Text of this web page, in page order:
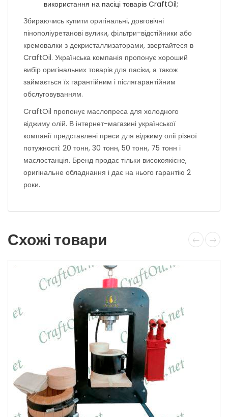
використання на пасіці товарів CraftOil;
Збираючись купити оригінальні, довговічні
пінополіуретанові вулики, фільтри-відстійники або
кремовалки з декристаллизаторами, звертайтеся в
CraftOil. Українська компанія пропонує хороший
вибір оригінальних товарів для пасіки, а також
займається їх гарантійним і післягарантійним
обслуговуванням.
CraftOil пропонує маслопреса для холодного
віджиму олій. В інтернет-магазині української
компанії представлені преси для віджиму олії різної
потужності: 20 тонн, 30 тонн, 50 тонн, 75 тонн і
маслостанція. Бренд продає тільки високоякісне,
оригінальне обладнання і дає на нього гарантію 2
роки.
Схожі товари